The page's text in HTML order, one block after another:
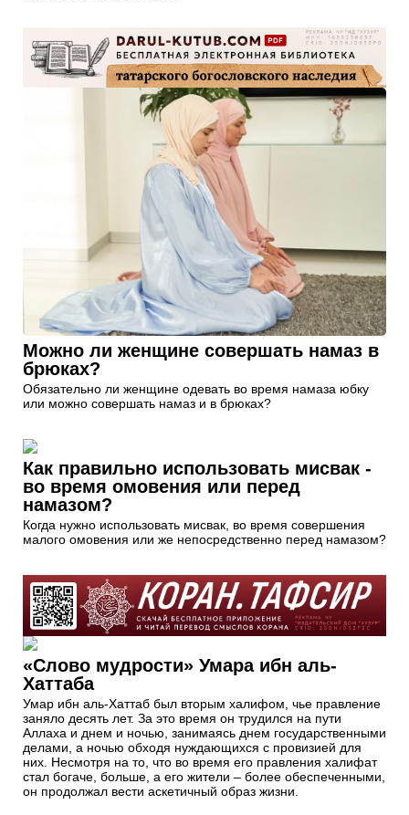
Можно ли женщине совершать намаз в
брюках?
Обязательно ли женщине одевать во время намаза юбку
или можно совершать намаз и в брюках?
Как правильно использовать мисвак -
во время омовения или перед
намазом?
Когда нужно использовать мисвак, во время совершения
малого омовения или же непосредственно перед намазом?
«Слово мудрости» Умара ибн аль-
Хаттаба
Умар ибн аль-Хаттаб был вторым халифом, чье правление
заняло десять лет. За это время он трудился на пути
Аллаха и днем и ночью, занимаясь днем государственными
делами, а ночью обходя нуждающихся с провизией для
них. Несмотря на то, что во время его правления халифат
стал богаче, больше, а его жители – более обеспеченными,
он продолжал вести аскетичный образ жизни.